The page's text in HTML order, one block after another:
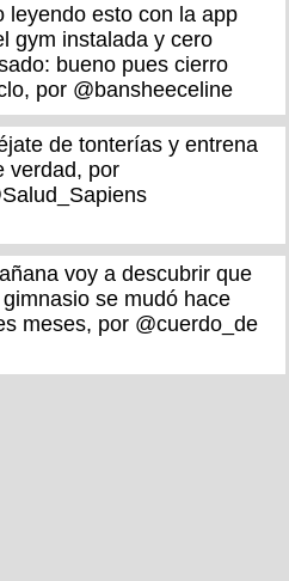
leyendo esto con la app
gym instalada y cero
bueno pues cierro
por @bansheeceline
de tonterías y entrena
verdad, por
voy a descubrir que
se mudó hace
meses, por @cuerdo_de